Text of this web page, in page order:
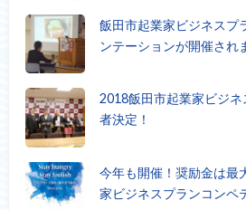
飯田市起業家ビジネスプ
ンテーションが開催され
2018飯田市起業家ビジ
者決定！
今年も開催！奨励金は最
家ビジネスプランコンペ